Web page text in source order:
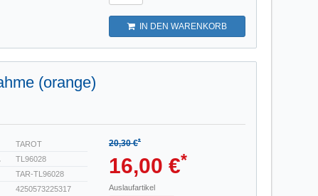
IN DEN WARENKORB
(orange)
TAROT
TL96028
TAR-TL96028
4250573225317
20,30 €*
16,00 €*
Auslaufartikel